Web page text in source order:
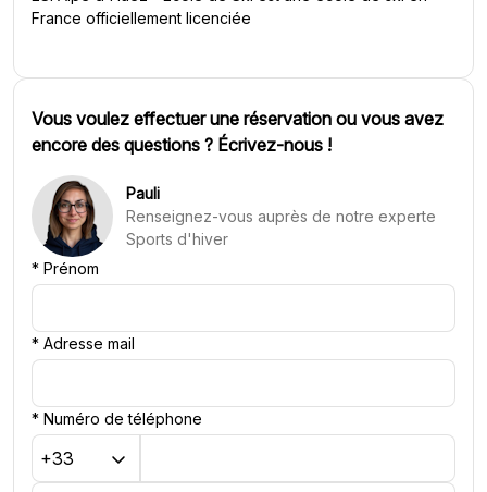
France officiellement licenciée
Vous voulez effectuer une réservation ou vous avez
encore des questions ? Écrivez-nous !
Pauli
Renseignez-vous auprès de notre experte
Sports d'hiver
* Prénom
* Adresse mail
* Numéro de téléphone